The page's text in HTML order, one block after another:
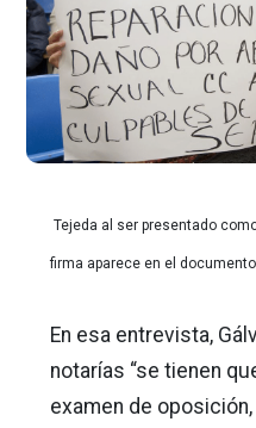
Tejeda al ser presentado
firma aparece en el
En esa entrevista,
notarías “se tienen
examen de